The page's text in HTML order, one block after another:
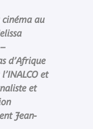
au
d’Afrique
et
et
Jean-